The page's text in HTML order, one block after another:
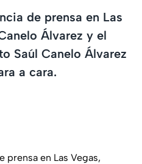
de prensa en Las
Álvarez y el
Saúl Canelo Álvarez
a cara.
prensa en Las Vegas,